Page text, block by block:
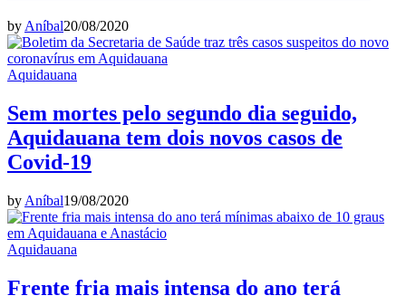
by Aníbal20/08/2020
Aquidauana
Sem mortes pelo segundo dia seguido,
Aquidauana tem dois novos casos de
Covid-19
by Aníbal19/08/2020
Aquidauana
Frente fria mais intensa do ano terá